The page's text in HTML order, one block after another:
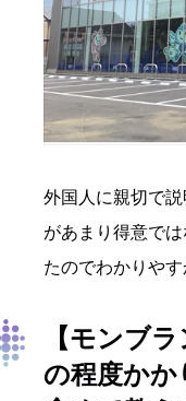
外国人に親切で
があまり得意で
たのでわかりやす
【モンブ
の程度かか